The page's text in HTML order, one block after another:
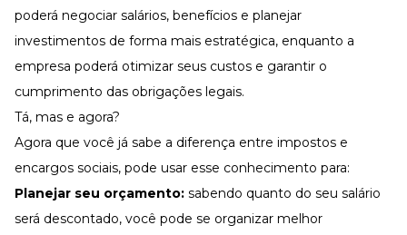
poderá negociar salários, benefícios e planejar
investimentos de forma mais estratégica, enquanto a
empresa poderá otimizar seus custos e garantir o
cumprimento das obrigações legais.
Tá, mas e agora?
Agora que você já sabe a diferença entre impostos e
encargos sociais, pode usar esse conhecimento para:
Planejar seu orçamento: sabendo quanto do seu salário
será descontado, você pode se organizar melhor